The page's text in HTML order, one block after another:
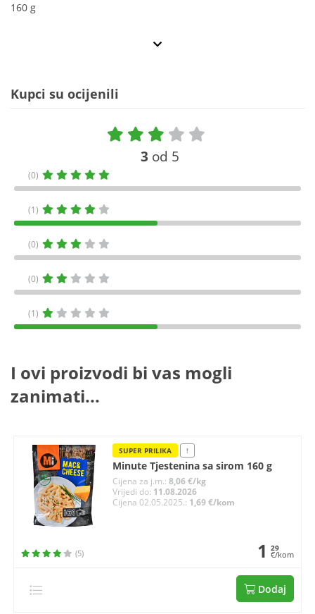
160 g
Kupci su ocijenili
3 od 5
(0)
(1)
(0)
(0)
(1)
I ovi proizvodi bi vas mogli
zanimati...
SUPER PRILIKA !
Minute Tjestenina sa sirom 160 g
Cijena za j.m.:8,06 €/kg
Vrijedi do: 11.08.2026
Cijena 02.05.2025.: 1,69 €/kom
(5) 1 29
€/kom
Dodaj